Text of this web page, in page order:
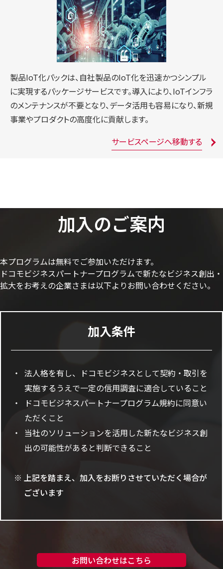
製品IoT化パックは、自社製品のIoT化を迅速かつシンプル
に実現するパッケージサービスです。導入により、IoTインフラ
のメンテナンスが不要となり、データ活用も容易になり、新規
事業やプロダクトの高度化に貢献します。
サービスページへ移動する
加入のご案内
本プログラムは無料でご参加いただけます。
ドコモビジネスパートナープログラムで新たなビジネス創出・
拡大をお考えの企業さまは以下よりお問い合わせください。
加入条件
法人格を有し、ドコモビジネスとして契約・取引を
実施するうえで一定の信用調査に適合していること
ドコモビジネスパートナープログラム規約に同意い
ただくこと
当社のソリューションを活用した新たなビジネス創
出の可能性があると判断できること
上記を踏まえ、加入をお断りさせていただく場合が
ございます
お問い合わせはこちら